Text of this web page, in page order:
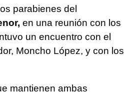
parabienes del
en una reunión con los
un encuentro con el
Moncho López, y con los
mantienen ambas